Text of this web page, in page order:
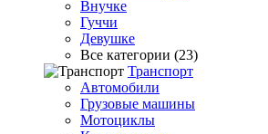
Внучке
Гуччи
Девушке
Все категории (23)
Транспорт
Автомобили
Грузовые машины
Мотоциклы